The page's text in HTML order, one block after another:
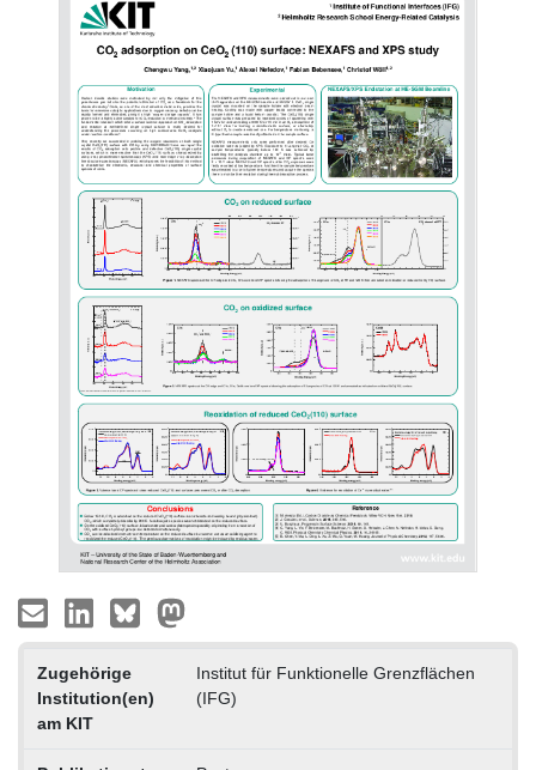
Zugehörige
Institution(en)
am KIT
Institut für Funktionelle Grenzflächen
(IFG)